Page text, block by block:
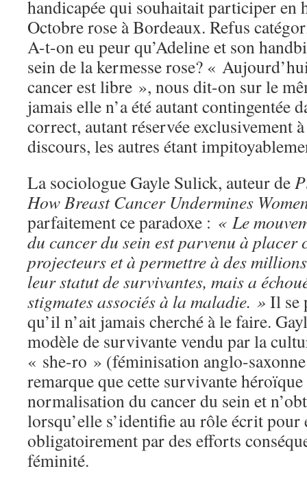
handicapée qui souhaitait participer en
Octobre rose à Bordeaux. Refus
A-t-on eu peur qu’Adeline et son
sein de la kermesse rose? «
cancer est libre », nous dit-on sur le
jamais elle n’a été autant contingentée
correct, autant réservée exclusivement
discours, les autres étant
La sociologue Gayle Sulick, auteur de
How Breast Cancer Undermines
parfaitement ce paradoxe : « Le
du cancer du sein est parvenu à placer
projecteurs et à permettre à des
leur statut de survivantes, mais a
stigmates associés à la maladie. » Il se
qu’il n’ait jamais cherché à le faire.
modèle de survivante vendu par la
« she-ro » (féminisation anglo-
remarque que cette survivante
normalisation du cancer du sein et
lorsqu’elle s’identifie au rôle écrit pour
obligatoirement par des efforts
féminité.